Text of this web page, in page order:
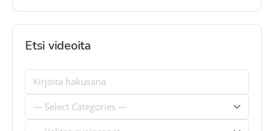
Etsi videoita